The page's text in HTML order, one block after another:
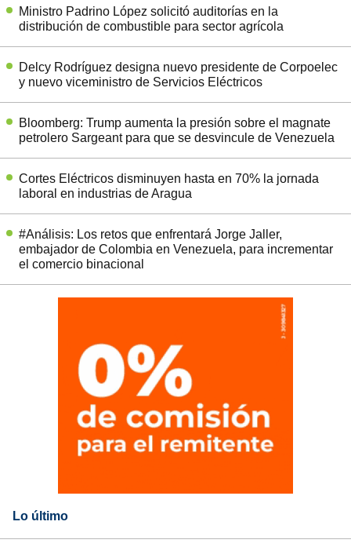
Ministro Padrino López solicitó auditorías en la
distribución de combustible para sector agrícola
Delcy Rodríguez designa nuevo presidente de Corpoelec
y nuevo viceministro de Servicios Eléctricos
Bloomberg: Trump aumenta la presión sobre el magnate
petrolero Sargeant para que se desvincule de Venezuela
Cortes Eléctricos disminuyen hasta en 70% la jornada
laboral en industrias de Aragua
#Análisis: Los retos que enfrentará Jorge Jaller,
embajador de Colombia en Venezuela, para incrementar
el comercio binacional
Lo último